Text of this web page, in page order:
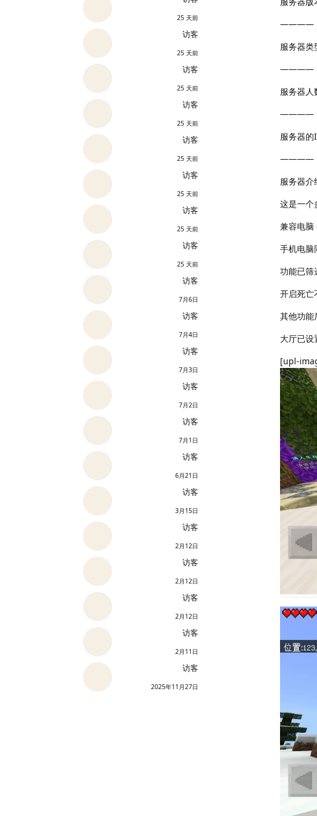
25 天前
访客
25 天前
访客
25 天前
访客
25 天前
访客
25 天前
访客
25 天前
访客
25 天前
访客
25 天前
访客
7月6日
访客
7月4日
访客
7月3日
访客
7月2日
访客
7月1日
访客
6月21日
访客
3月15日
访客
2月12日
访客
2月12日
访客
2月12日
访客
2月11日
访客
2025年11月27日
————
服务器类
————
服务器人
————
服务器
————
服务器介
这是一个
兼容电脑
手机电脑
功能已筛
开启死亡
其他功能
大厅已设
[upl-